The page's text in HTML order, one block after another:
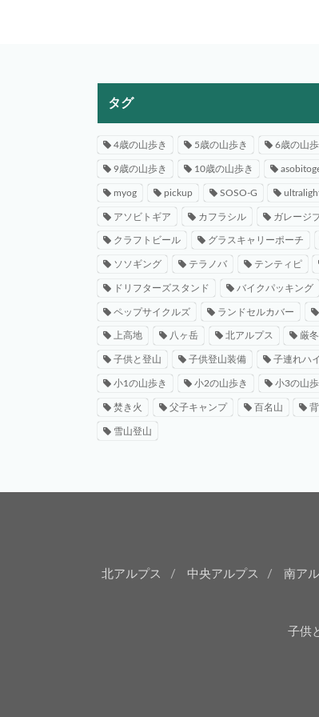
タグ
4歳の山歩き 5歳の山歩き 6歳の山歩
9歳の山歩き 10歳の山歩き
myog pickup SOSO-G
アソビトギア カフラシル ガレージ
クラフトビール グラスキャリーポーチ
ソソギング テラノバ テンティピ
ドリフターズスタンド バイクパッキング
ペップサイクルズ ランドセルカバー
上高地 八ヶ岳 北アルプス 厳
子供と登山 子供登山装備 子連れハ
小1の山歩き 小2の山歩き 小3の山歩
焚き火 父子キャンプ 百名山
雪山登山
北アルプス
中央アルプス 南ア
子供